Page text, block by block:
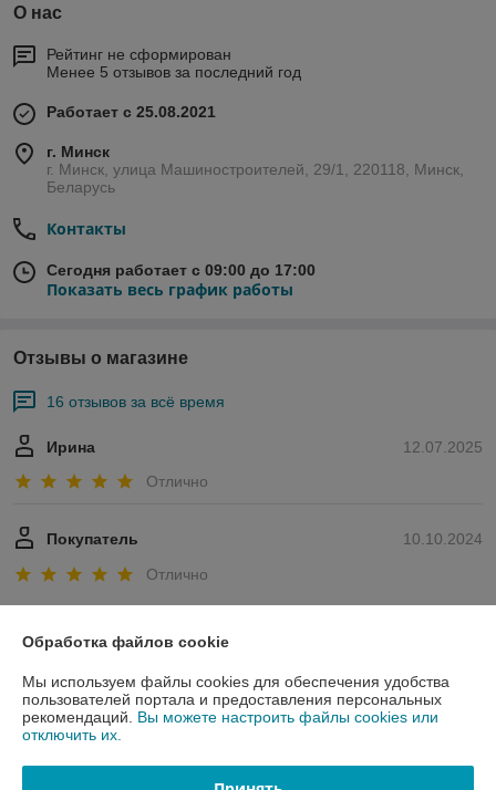
О нас
Рейтинг не сформирован
Менее 5 отзывов за последний год
Работает с 25.08.2021
г. Минск
г. Минск, улица Машиностроителей, 29/1, 220118, Минск,
Беларусь
Контакты
Сегодня работает с 09:00 до 17:00
Показать весь график работы
Отзывы о магазине
16 отзывов за всё время
12.07.2025
Ирина
Отлично
10.10.2024
Покупатель
Отлично
Обработка файлов cookie
Мы используем файлы cookies для обеспечения удобства
пользователей портала и предоставления персональных
рекомендаций. Вы можете настроить файлы cookies или
отключить их.